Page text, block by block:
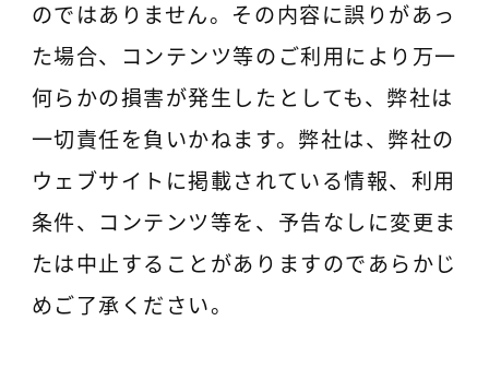
のではありません。その内容に誤りがあっ
た場合、コンテンツ等のご利用により万一
何らかの損害が発生したとしても、弊社は
一切責任を負いかねます。弊社は、弊社の
ウェブサイトに掲載されている情報、利用
条件、コンテンツ等を、予告なしに変更ま
たは中止することがありますのであらかじ
めご了承ください。